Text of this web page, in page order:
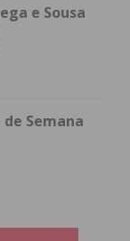
e Sousa
de Semana